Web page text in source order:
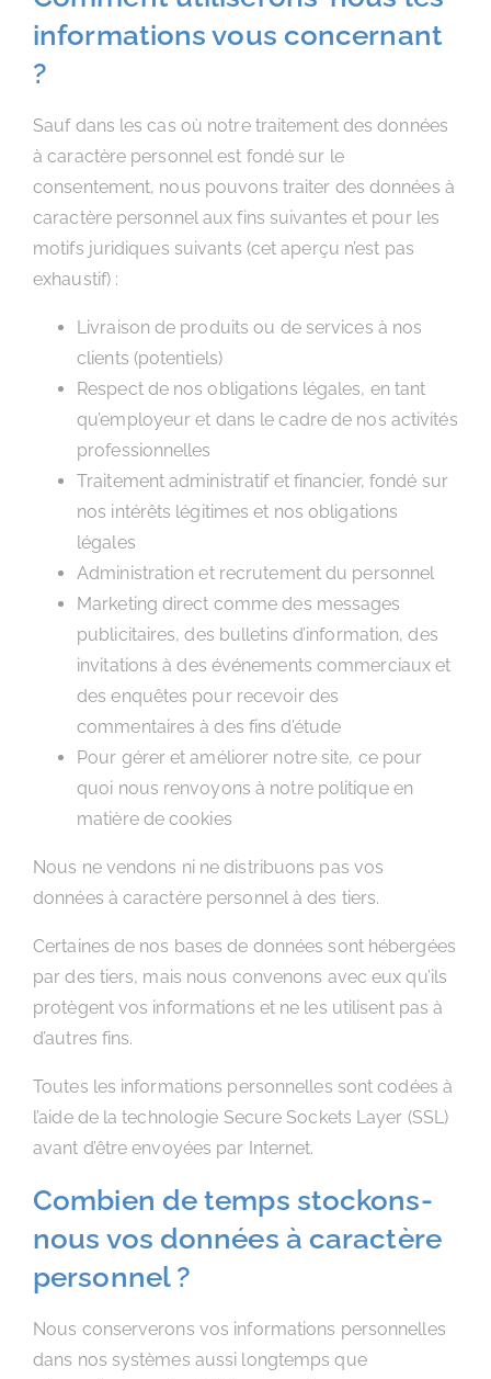
informations vous concernant
?
Sauf dans les cas où notre traitement des données
à caractère personnel est fondé sur le
consentement, nous pouvons traiter des données à
caractère personnel aux fins suivantes et pour les
motifs juridiques suivants (cet aperçu n’est pas
exhaustif) :
Livraison de produits ou de services à nos
clients (potentiels)
Respect de nos obligations légales, en tant
qu’employeur et dans le cadre de nos activités
professionnelles
Traitement administratif et financier, fondé sur
nos intérêts légitimes et nos obligations
légales
Administration et recrutement du personnel
Marketing direct comme des messages
publicitaires, des bulletins d’information, des
invitations à des événements commerciaux et
des enquêtes pour recevoir des
commentaires à des fins d’étude
Pour gérer et améliorer notre site, ce pour
quoi nous renvoyons à notre politique en
matière de cookies
Nous ne vendons ni ne distribuons pas vos
données à caractère personnel à des tiers.
Certaines de nos bases de données sont hébergées
par des tiers, mais nous convenons avec eux qu’ils
protègent vos informations et ne les utilisent pas à
d’autres fins.
Toutes les informations personnelles sont codées à
l’aide de la technologie Secure Sockets Layer (SSL)
avant d’être envoyées par Internet.
Combien de temps stockons-
nous vos données à caractère
personnel ?
Nous conserverons vos informations personnelles
dans nos systèmes aussi longtemps que